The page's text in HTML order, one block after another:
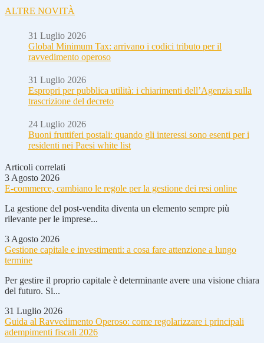
ALTRE NOVITÀ
31 Luglio 2026
Global Minimum Tax: arrivano i codici tributo per il
ravvedimento operoso
31 Luglio 2026
Espropri per pubblica utilità: i chiarimenti dell’Agenzia sulla
trascrizione del decreto
24 Luglio 2026
Buoni fruttiferi postali: quando gli interessi sono esenti per i
residenti nei Paesi white list
Articoli correlati
3 Agosto 2026
E-commerce, cambiano le regole per la gestione dei resi online
La gestione del post-vendita diventa un elemento sempre più
rilevante per le imprese...
3 Agosto 2026
Gestione capitale e investimenti: a cosa fare attenzione a lungo
termine
Per gestire il proprio capitale è determinante avere una visione chiara
del futuro. Si...
31 Luglio 2026
Guida al Ravvedimento Operoso: come regolarizzare i principali
adempimenti fiscali 2026